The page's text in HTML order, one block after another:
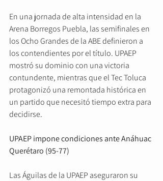
En una jornada de alta intensidad en la
Arena Borregos Puebla, las semifinales en
los Ocho Grandes de la ABE definieron a
los contendientes por el título. UPAEP
mostró su dominio con una victoria
contundente, mientras que el Tec Toluca
protagonizó una remontada histórica en
un partido que necesitó tiempo extra para
decidirse.
UPAEP impone condiciones ante Anáhuac
Querétaro (95-77)
Las Águilas de la UPAEP aseguraron su